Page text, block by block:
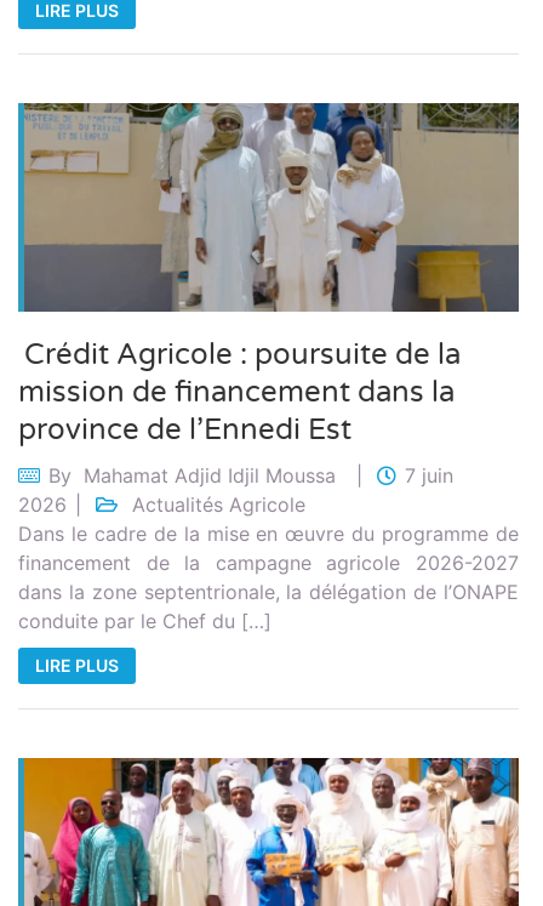
LIRE PLUS
Crédit Agricole : poursuite de la
mission de financement dans la
province de l’Ennedi Est
By Mahamat Adjid Idjil Moussa
7 juin
2026
Actualités Agricole
Dans le cadre de la mise en œuvre du programme de
financement de la campagne agricole 2026-2027
dans la zone septentrionale, la délégation de l’ONAPE
conduite par le Chef du […]
LIRE PLUS